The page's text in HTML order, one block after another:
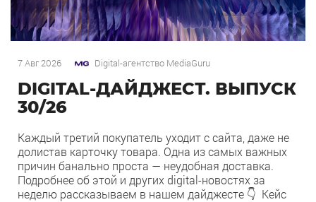
7 Авг 2026 Digital-агентство MediaGuru
DIGITAL-ДАЙДЖЕСТ. ВЫПУСК
30/26
Каждый третий покупатель уходит с сайта, даже не
долистав карточку товара. Одна из самых важных
причин банально проста — неудобная доставка.
Подробнее об этой и других digital-новостях за
неделю рассказываем в нашем дайджесте 👇 Кейс